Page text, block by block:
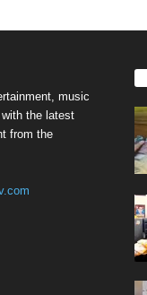
music
the latest
from the